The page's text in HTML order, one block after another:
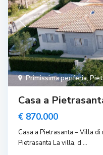
Primissima periferia,
Casa a
€ 870.000
Casa a Pietrasanta – Villa
Pietrasanta La villa, d...